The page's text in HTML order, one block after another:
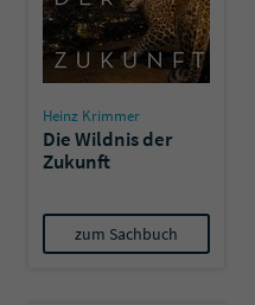
Heinz Krimmer
Die Wildnis der
Zukunft
zum Sachbuch